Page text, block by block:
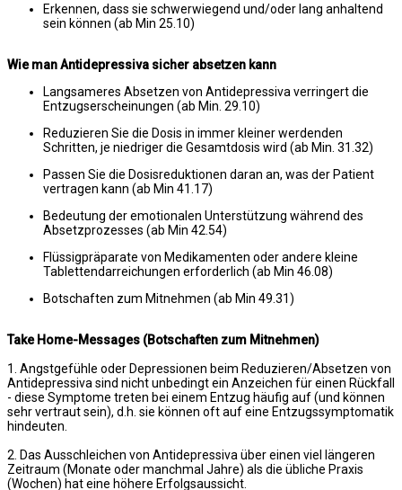
Erkennen, dass sie schwerwiegend und/oder lang anhaltend
sein können (ab Min 25.10)
Wie man Antidepressiva sicher absetzen kann
Langsameres Absetzen von Antidepressiva verringert die
Entzugserscheinungen (ab Min. 29.10)
Reduzieren Sie die Dosis in immer kleiner werdenden
Schritten, je niedriger die Gesamtdosis wird (ab Min. 31.32)
Passen Sie die Dosisreduktionen daran an, was der Patient
vertragen kann (ab Min 41.17)
Bedeutung der emotionalen Unterstützung während des
Absetzprozesses (ab Min 42.54)
Flüssigpräparate von Medikamenten oder andere kleine
Tablettendarreichungen erforderlich (ab Min 46.08)
Botschaften zum Mitnehmen (ab Min 49.31)
Take Home-Messages (Botschaften zum Mitnehmen)
1. Angstgefühle oder Depressionen beim Reduzieren/Absetzen von
Antidepressiva sind nicht unbedingt ein Anzeichen für einen Rückfall
- diese Symptome treten bei einem Entzug häufig auf (und können
sehr vertraut sein), d.h. sie können oft auf eine Entzugssymptomatik
hindeuten.
2. Das Ausschleichen von Antidepressiva über einen viel längeren
Zeitraum (Monate oder manchmal Jahre) als die übliche Praxis
(Wochen) hat eine höhere Erfolgsaussicht.